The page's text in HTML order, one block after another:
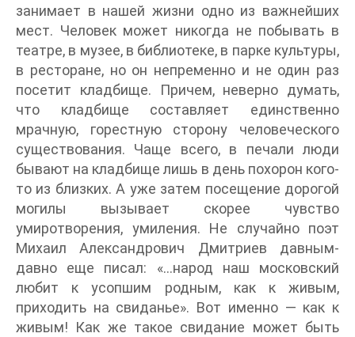
занимает в нашей жизни одно из важнейших
мест. Человек может никогда не побывать в
театре, в музее, в библиотеке, в парке культуры,
в ресторане, но он непременно и не один раз
посетит кладбище. Причем, неверно думать,
что кладбище составляет единственно
мрачную, горестную сторону человеческого
существования. Чаще всего, в печали люди
бывают на кладбище лишь в день похорон кого-
то из близких. А уже затем посещение дорогой
могилы вызывает скорее чувство
умиротворения, умиления. Не случайно поэт
Михаил Александрович Дмитриев давным-
давно еще писал: «…народ наш московский
любит к усопшим родным, как к живым,
приходить на свиданье». Вот именно — как к
живым! Как же такое свидание может быть